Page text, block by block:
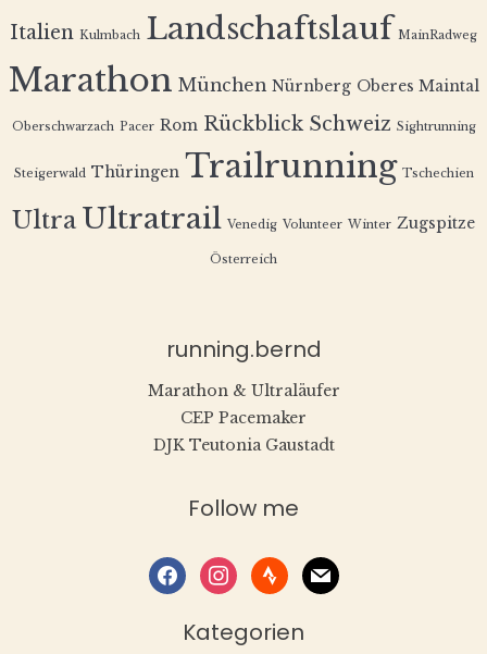
Italien Kulmbach Landschaftslauf MainRadweg
Marathon München Nürnberg Oberes Maintal
Oberschwarzach Pacer Rom Rückblick Schweiz Sightrunning
Steigerwald Thüringen Trailrunning Tschechien
Ultra Ultratrail Venedig Volunteer Winter Zugspitze
Österreich
running.bernd
Marathon & Ultraläufer
CEP Pacemaker
DJK Teutonia Gaustadt
Follow me
facebookinstagram
stravamail
Kategorien